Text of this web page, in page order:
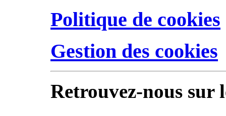
Politique de cookies
Gestion des cookies
Retrouvez-nous sur